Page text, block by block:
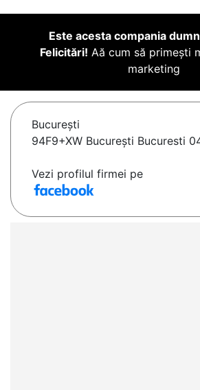
Este acesta compania
Felicitări! Aă cum să primești
marketing
Bucureşti
94F9+XW București Bucuresti
Vezi profilul firmei pe